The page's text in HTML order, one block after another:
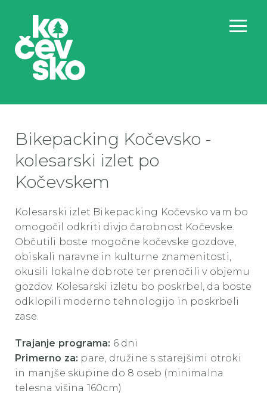
Bikepacking Kočevsko -
kolesarski izlet po
Kočevskem
Kolesarski izlet Bikepacking Kočevsko vam bo
omogočil odkriti divjo čarobnost Kočevske.
Občutili boste mogočne kočevske gozdove,
obiskali naravne in kulturne znamenitosti,
okusili lokalne dobrote ter prenočili v objemu
gozdov. Kolesarski izletu bo poskrbel, da boste
odklopili moderno tehnologijo in poskrbeli
zase.
Trajanje programa: 6 dni
Primerno za: pare, družine s starejšimi otroki
in manjše skupine do 8 oseb (minimalna
telesna višina 160cm)